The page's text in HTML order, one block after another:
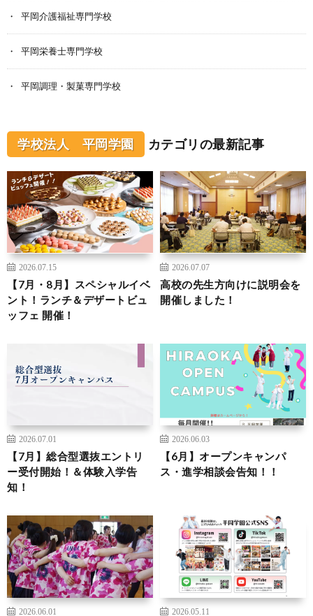
平岡介護福祉専門学校
平岡栄養士専門学校
平岡調理・製菓専門学校
学校法人 平岡学園 カテゴリの最新記事
2026.07.15
【7月・8月】スペシャルイベ
ント！ランチ＆デザートビュ
ッフェ 開催！
2026.07.07
高校の先生方向けに説明会を
開催しました！
2026.07.01
【7月】総合型選抜エントリ
ー受付開始！＆体験入学告
知！
2026.06.03
【6月】オープンキャンパ
ス・進学相談会告知！！
2026.06.01 2026.05.11